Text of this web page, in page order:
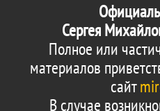
Сергея
Полное или
материалов
сайт
В случае